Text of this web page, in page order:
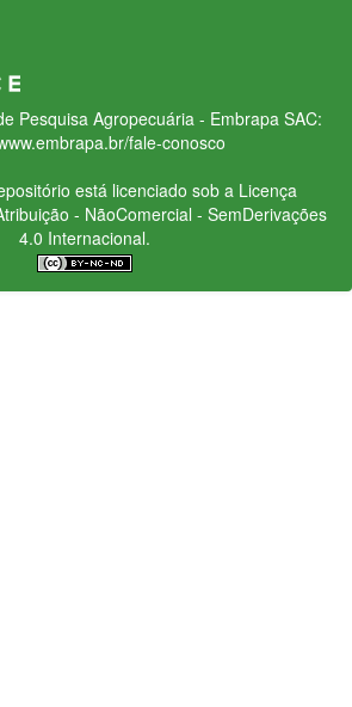
Pesquisa Agropecuária - Embrapa SAC:
fale-conosco
está licenciado sob a Licença
- NãoComercial - SemDerivações
4.0 Internacional.